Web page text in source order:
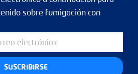
sobre fumigación con
SUSCRIBIRSE